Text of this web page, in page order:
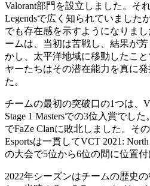
Valorant部門を設立しました。そ
Legendsで広く知られていました
でも存在感を示すようになりま
ームは、当初は苦戦し、結果が
かし、太平洋地域に移動したこと
ヤーたちはその潜在能力を真に
た。
チームの最初の突破口の1つは、
Stage 1 Mastersでの3位入賞でし
でFaZe Clanに敗北しました。そ
Esportsは一貫してVCT 2021: North
の大会で5位から6位の間に位置付
2022年シーズンはチームの歴史